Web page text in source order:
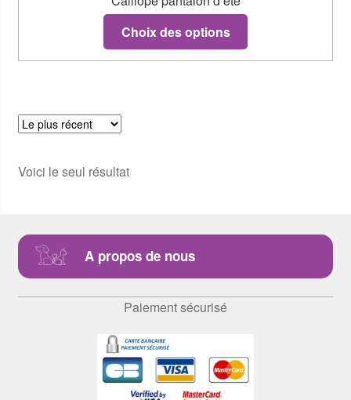
Choix des options
Voici le seul résultat
A propos de nous
Paiement sécurisé